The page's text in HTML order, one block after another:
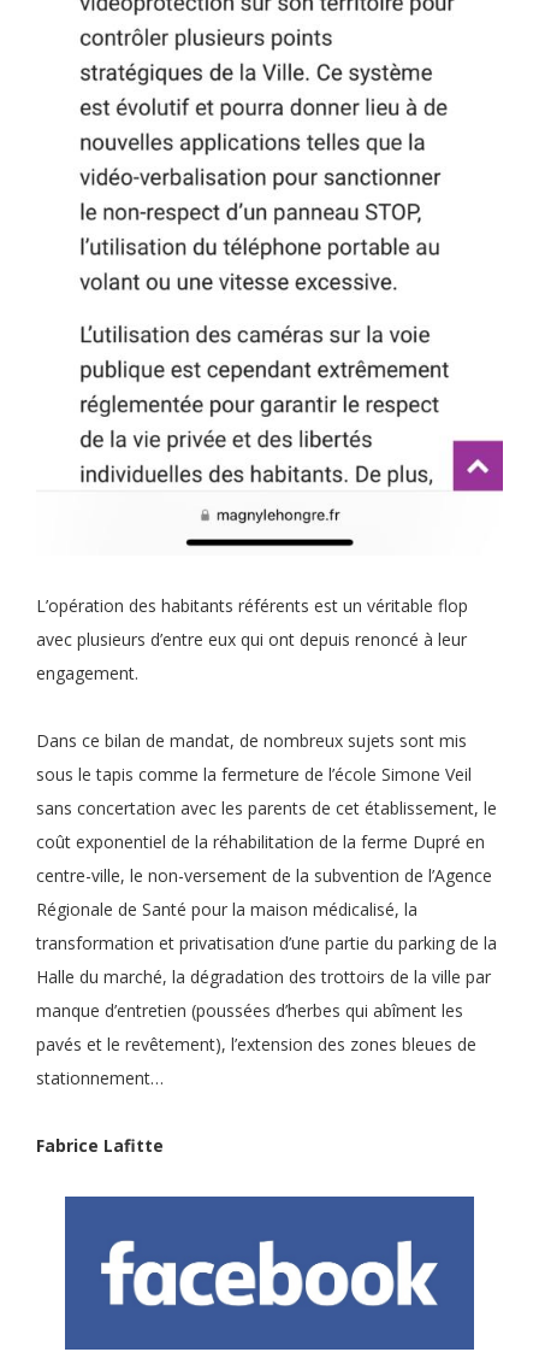
L’opération des habitants référents est un véritable flop
avec plusieurs d’entre eux qui ont depuis renoncé à leur
engagement.
Dans ce bilan de mandat, de nombreux sujets sont mis
sous le tapis comme la fermeture de l’école Simone Veil
sans concertation avec les parents de cet établissement, le
coût exponentiel de la réhabilitation de la ferme Dupré en
centre-ville, le non-versement de la subvention de l’Agence
Régionale de Santé pour la maison médicalisé, la
transformation et privatisation d’une partie du parking de la
Halle du marché, la dégradation des trottoirs de la ville par
manque d’entretien (poussées d’herbes qui abîment les
pavés et le revêtement), l’extension des zones bleues de
stationnement…
Fabrice Lafitte